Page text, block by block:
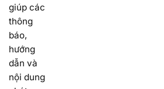
giúp các
thông
báo,
hướng
dẫn và
nội dung